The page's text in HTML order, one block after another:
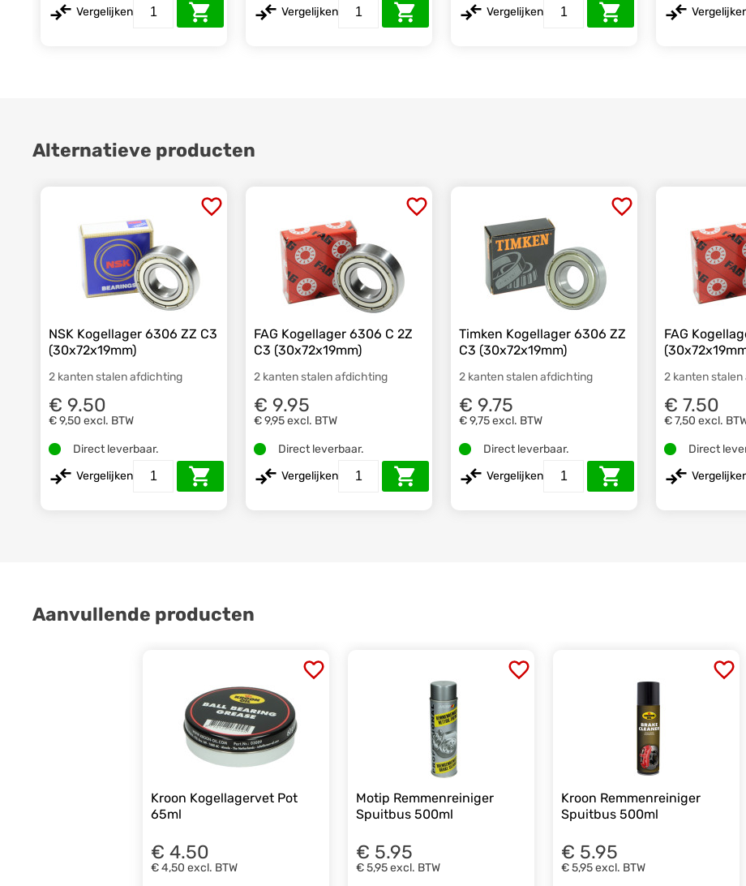
Vergelijken
Vergelijken
Vergelijken
Alternatieve producten
NSK Kogellager 6306 ZZ C3
(30x72x19mm)
2 kanten stalen afdichting
€ 9.50
€ 9,50 excl. BTW
Direct leverbaar.
Vergelijken
FAG Kogellager 6306 C 2Z
C3 (30x72x19mm)
2 kanten stalen afdichting
€ 9.95
€ 9,95excl. BTW
Direct leverbaar.
Vergelijken
Timken Kogellager 6306 ZZ
C3 (30x72x19mm)
2 kanten stalen afdichting
€ 9.75
€ 9,75excl. BTW
Direct leverbaar.
Vergelijken
FAG
2 kanten
€ 7.50
€ 7,50 excl.
Direct
Aanvullende producten
Kroon Kogellagervet Pot
65ml
€ 4.50
€ 4,50 excl. BTW
Motip Remmenreiniger
Spuitbus 500ml
€ 5.95
€ 5,95excl. BTW
Kroon Remmenreiniger
Spuitbus 500ml
€ 5.95
€ 5,95excl. BTW